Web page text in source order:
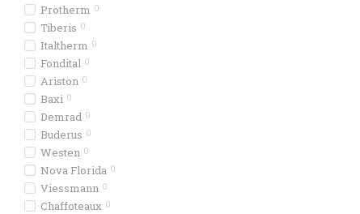
Protherm 0
Tiberis 0
Italtherm 0
Fondital 0
Ariston 0
Baxi 0
Demrad 0
Buderus 0
Westen 0
Nova Florida 0
Viessmann 0
Chaffoteaux 0